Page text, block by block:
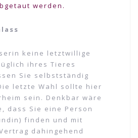
werden.
keine letztwillige
ihres Tieres
Sie selbstständig
letzte Wahl sollte hier
sein. Denkbar wäre
dass Sie eine Person
finden und mit
dahingehend